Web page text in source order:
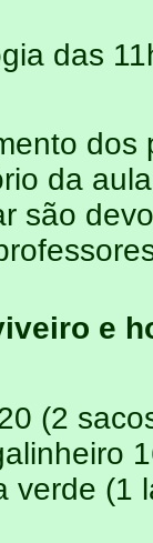
das
da
são
e
(2
verde (1